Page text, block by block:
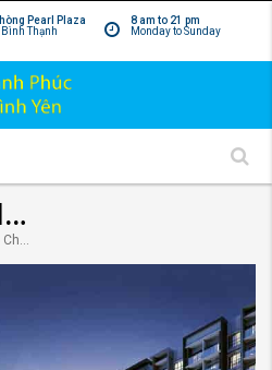
8 am to 21 pm
Monday to Sunday
Pearl Plaza
Bình Thạnh
Khu đô thị Celadon City Tân Phú – Thành phố xanh và hiện đại bậc nhất Sài Gòn.
Celadon City, Sơn Kỳ, Tân Phú, Hồ Chí Minh, Việt Nam